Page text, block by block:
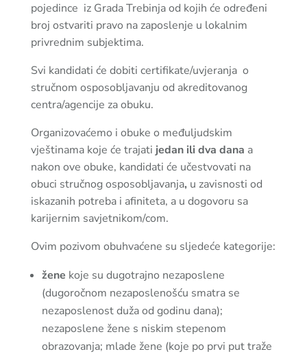
pojedince iz Grada Trebinja od kojih će određeni
broj ostvariti pravo na zaposlenje u lokalnim
privrednim subjektima.
Svi kandidati će dobiti certifikate/uvjeranja o
stručnom osposobljavanju od akreditovanog
centra/agencije za obuku.
Organizovaćemo i obuke o međuljudskim
vještinama koje će trajati jedan ili dva dana a
nakon ove obuke, kandidati će učestvovati na
obuci stručnog osposobljavanja, u zavisnosti od
iskazanih potreba i afiniteta, a u dogovoru sa
karijernim savjetnikom/com.
Ovim pozivom obuhvaćene su sljedeće kategorije:
žene koje su dugotrajno nezaposlene
(dugoročnom nezaposlenošću smatra se
nezaposlenost duža od godinu dana);
nezaposlene žene s niskim stepenom
obrazovanja; mlade žene (koje po prvi put traže